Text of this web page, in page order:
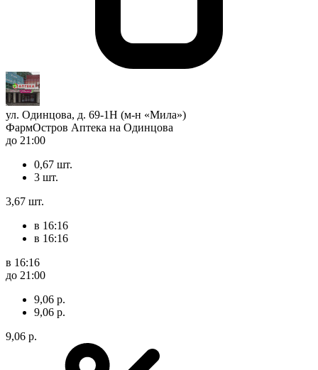
ул. Одинцова, д. 69-1Н (м-н «Мила»)
ФармОстров Аптека на Одинцова
до 21:00
0,67 шт.
3 шт.
3,67 шт.
в 16:16
в 16:16
в 16:16
до 21:00
9,06 р.
9,06 р.
9,06 р.